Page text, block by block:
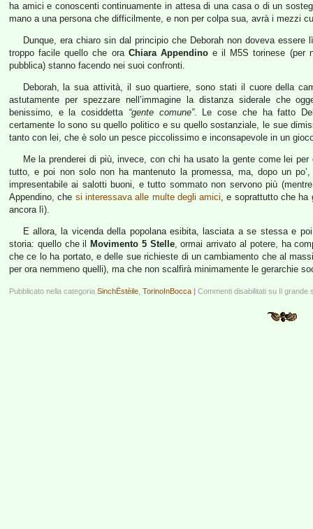
ha amici e conoscenti continuamente in attesa di una casa o di un
mano a una persona che difficilmente, e non per colpa sua, avrà i mezzi
Dunque, era chiaro sin dal principio che Deborah non doveva
troppo facile quello che ora Chiara Appendinoe il M5S torinese (per
pubblica) stanno facendo nei suoi confronti.
Deborah, la sua attività, il suo quartiere, sono stati il cuore della
astutamente per spezzare nell’immagine la distanza siderale che
benissimo, e la cosiddetta “gente comune”. Le cose che ha fatto
certamente lo sono su quello politico e su quello sostanziale, le sue
tanto con lei, che è solo un pesce piccolissimo e inconsapevole in un
Me la prenderei di più, invece, con chi ha usato la gente come lei
tutto, e poi non solo non ha mantenuto la promessa, ma, dopo un
impresentabile ai salotti buoni, e tutto sommato non servono più
Appendino, che si interessava alle multe degli amici, e soprattutto che ha
ancora lì).
E allora, la vicenda della popolana esibita, lasciata a se stessa e
storia: quello che il
Movimento 5 Stelle, ormai arrivato al potere, ha
che ce lo ha portato, e delle sue richieste di un cambiamento che al
per ora nemmeno quelli), ma che non scalfirà minimamente le gerarchie
Pubblicato nella categoria SinchËstèile TorinoInBocca | Commenti disabilitati su Il grande